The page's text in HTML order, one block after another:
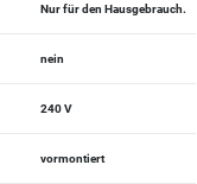
Nur für den Hausgebrauch.
nein
240 V
vormontiert